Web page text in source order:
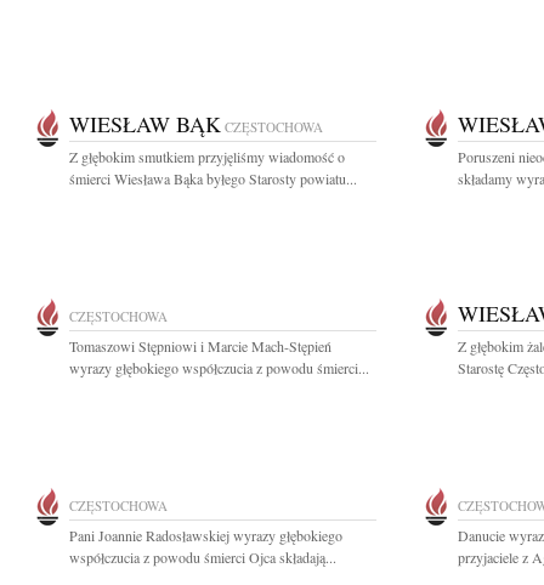
WIESŁAW BĄK CZĘSTOCHOWA
Z głębokim smutkiem przyjęliśmy wiadomość o
śmierci Wiesława Bąka byłego Starosty powiatu...
Poruszeni
składamy
CZĘSTOCHOWA
Tomaszowi Stępniowi i Marcie Mach-Stępień
wyrazy głębokiego współczucia z powodu śmierci...
Z głębokim
Starostę
CZĘSTOCHOWA
Pani Joannie Radosławskiej wyrazy głębokiego
współczucia z powodu śmierci Ojca składają...
Danucie
przyjaciele z